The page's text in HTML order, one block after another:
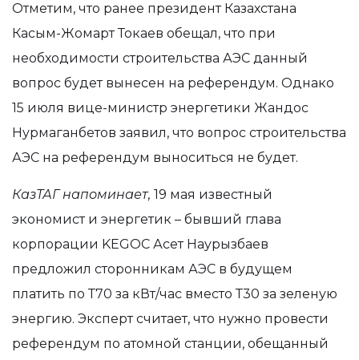
Отметим, что ранее президент Казахстана
Касым-Жомарт Токаев обещал, что при
необходимости строительства АЭС данный
вопрос будет вынесен на референдум. Однако
15 июля вице-министр энергетики Жандос
Нурмаганбетов заявил, что вопрос строительства
АЭС на референдум выноситься не будет.
КазТАГ напоминает, 19 мая известный
экономист и энергетик – бывший глава
корпорации KEGOC Асет Наурызбаев
предложил сторонникам АЭС в будущем
платить по Т70 за кВт/час вместо Т30 за зеленую
энергию. Эксперт считает, что нужно провести
референдум по атомной станции, обещанный